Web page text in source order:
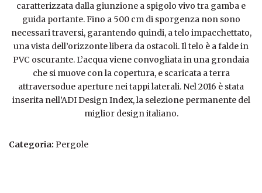
caratterizzata dalla giunzione a spigolo vivo tra gamba e
guida portante. Fino a 500 cm di sporgenza non sono
necessari traversi, garantendo quindi, a telo impacchettato,
una vista dell’orizzonte libera da ostacoli. Il telo è a falde in
PVC oscurante. L’acqua viene convogliata in una grondaia
che si muove con la copertura, e scaricata a terra
attraversodue aperture nei tappi laterali. Nel 2016 è stata
inserita nell’ADI Design Index, la selezione permanente del
miglior design italiano.
Categoria: Pergole